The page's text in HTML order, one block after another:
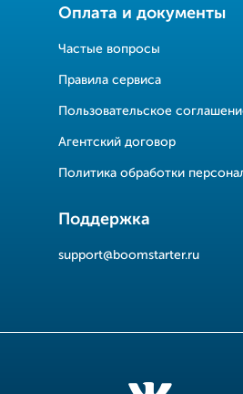
Оплата и документы
Частые вопросы
Правила сервиса
Пользовательское
Агентский договор
Политика обработки
Поддержка
support@boomstarter.ru